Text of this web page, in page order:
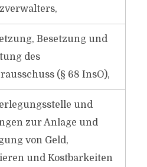
Besetzung und
des
(§ 68 InsO),
und
zur Anlage und
von Geld,
und Kostbarkeiten